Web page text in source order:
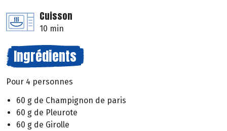
Cuisson
10 min
Ingrédients
Pour 4 personnes
60 g de Champignon de paris
60 g de Pleurote
60 g de Girolle